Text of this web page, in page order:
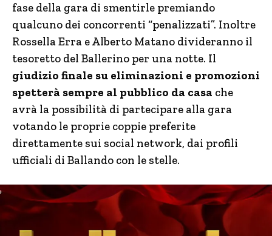
fase della gara di smentirle premiando
qualcuno dei concorrenti “penalizzati”. Inoltre
Rossella Erra e Alberto Matano divideranno il
tesoretto del Ballerino per una notte. Il
giudizio finale su eliminazioni e promozioni
spetterà sempre al pubblico da casa che
avrà la possibilità di partecipare alla gara
votando le proprie coppie preferite
direttamente sui social network, dai profili
ufficiali di Ballando con le stelle.